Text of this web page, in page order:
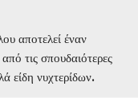
αποτελεί έναν
τις σπουδαιότερες
είδη νυχτερίδων.